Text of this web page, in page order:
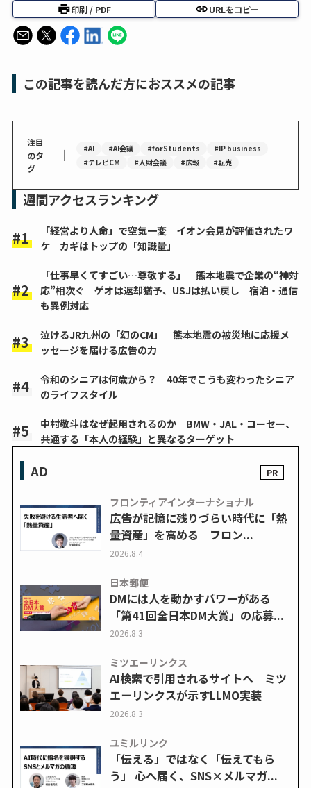
印刷 / PDF URLをコピー
この記事を読んだ方におススメの記事
注目
のタ
グ
｜ #AI #AI会議 #forStudents
#IP business
#テレビCM
#人財会議 #広報 #転売
週間アクセスランキング
「経営より人命」で空気一変 イオン会見が評価されたワ
ケ カギはトップの「知識量」
「仕事早くてすごい…尊敬する」 熊本地震で企業の“神対
応”相次ぐ ゲオは返却猶予、USJは払い戻し 宿泊・通信
も異例対応
泣けるJR九州の「幻のCM」 熊本地震の被災地に応援メ
ッセージを届ける広告の力
令和のシニアは何歳から？ 40年でこうも変わったシニア
のライフスタイル
中村敬斗はなぜ起用されるのか BMW・JAL・コーセー、
共通する「本人の経験」と異なるターゲット
AD
フロンティアインターナショナル
広告が記憶に残りづらい時代に「熱
量資産」を高める フロン...
2026.8.4
日本郵便
DMには人を動かすパワーがある
「第41回全日本DM大賞」の応募...
2026.8.3
ミツエーリンクス
AI検索で引用されるサイトへ ミツ
エーリンクスが示すLLMO実装
2026.8.3
ユミルリンク
「伝える」ではなく「伝えてもら
う」 心へ届く、SNS×メルマガ...